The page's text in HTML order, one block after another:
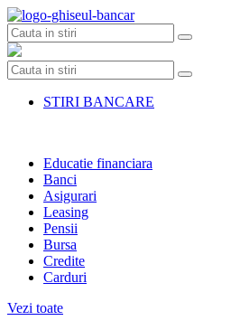
Skip
to
content
STIRI BANCARE
Educatie financiara
Banci
Asigurari
Leasing
Pensii
Bursa
Credite
Carduri
Vezi toate